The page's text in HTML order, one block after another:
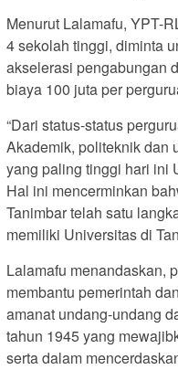
Menurut Lalamafu, YPT-
4 sekolah tinggi, diminta
akselerasi pengabungan
biaya 100 juta per
“Dari status-status
Akademik, politeknik dan
yang paling tinggi hari ini
Hal ini mencerminkan
Tanimbar telah satu
memiliki Universitas di
Lalamafu menandaskan,
membantu pemerintah
amanat undang-undang
tahun 1945 yang
serta dalam